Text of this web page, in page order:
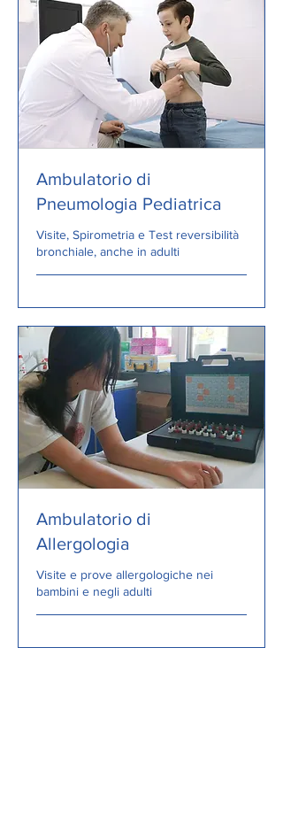
Ambulatorio di
Pneumologia Pediatrica
Visite, Spirometria e Test reversibilità
bronchiale, anche in adulti
Ambulatorio di
Allergologia
Visite e prove allergologiche nei
bambini e negli adulti